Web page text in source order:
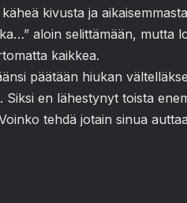
kivusta ja
aloin selittämään,
kaikkea.
päätään hiukan
Siksi en lähestynyt toista
tehdä jotain sinua